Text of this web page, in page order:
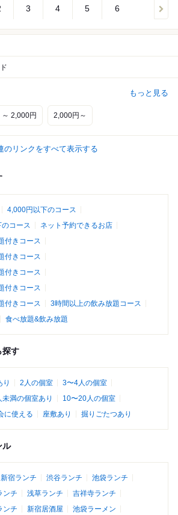
3 4 5 6
もっと見る
2,000円 2,000円～
のリンクをすべて表示する
4,000円以下のコース
コース
ネット予約できるお店
付きコース
付きコース
付きコース
付きコース
付きコース
3時間以上の飲み放題コース
食べ放題&飲み放題
探す
り 2人の個室
3〜4人の個室
未満の個室あり
10〜20人の個室
に使える 座敷あり 掘りごたつあり
ル
新宿ランチ 渋谷ランチ
池袋ランチ
ンチ 浅草ランチ
吉祥寺ランチ
ンチ 新宿居酒屋
池袋ラーメン